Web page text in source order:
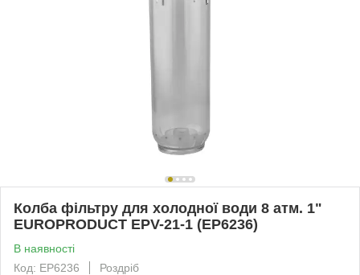
Колба фільтру для холодної води 8 атм. 1"
EUROPRODUCT EPV-21-1 (EP6236)
В наявності
Код: EP6236
Роздріб